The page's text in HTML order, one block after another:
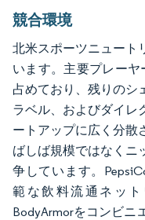
競合環境
北米スポーツニュート
います。主要プレーヤ
占めており、残りのシ
ラベル、およびダイレ
ートアップに広く分散
ばしば規模ではなくニ
争しています。
範な飲料流通ネット
BodyArmorをコンビニ